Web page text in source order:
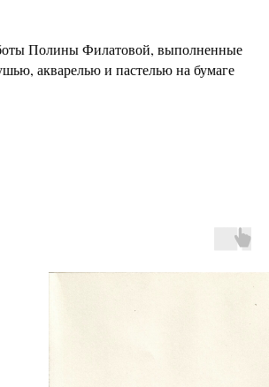
Полины Филатовой, выполненные
акварелью и пастелью на бумаге